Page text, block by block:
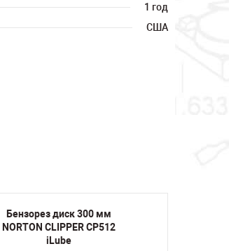
1 год
США
Бензорез диск 300 мм
NORTON CLIPPER CP512
iLube